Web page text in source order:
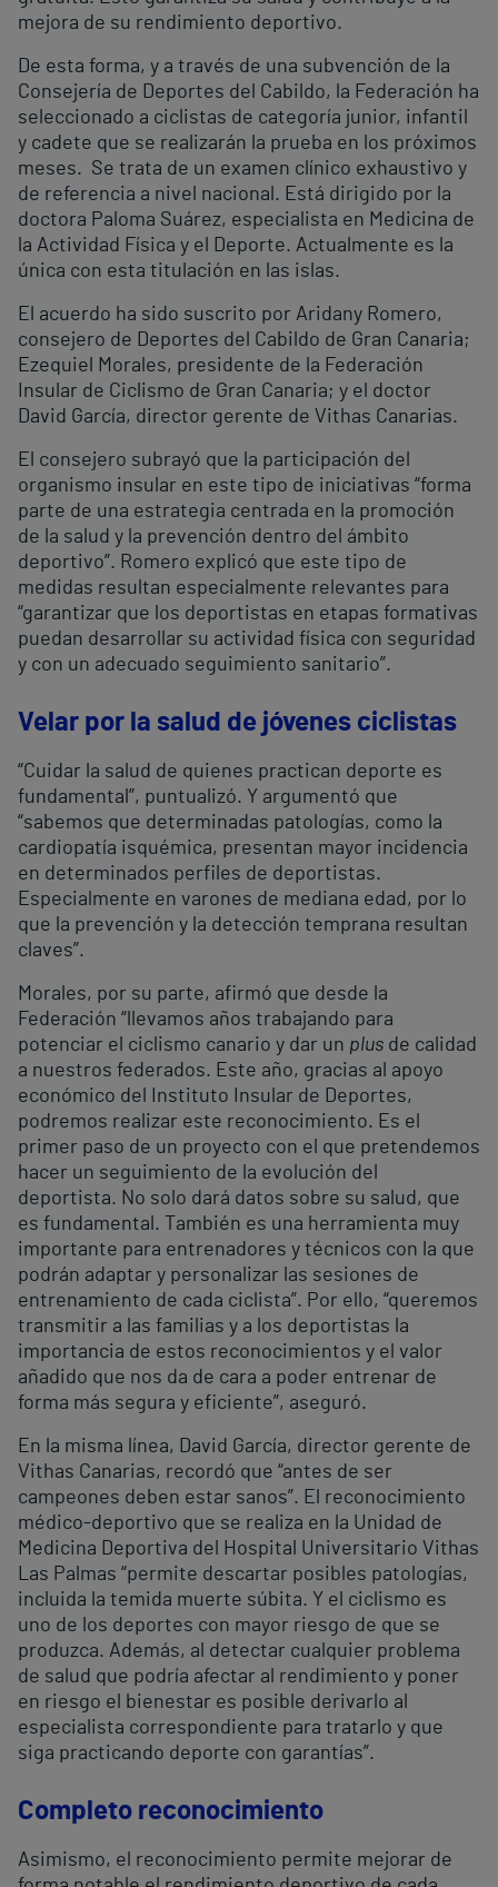
mejora de su rendimiento deportivo.
De esta forma, y a través de una subvención de la
Consejería de Deportes del Cabildo, la Federación ha
seleccionado a ciclistas de categoría junior, infantil
y cadete que se realizarán la prueba en los próximos
meses. Se trata de un examen clínico exhaustivo y
de referencia a nivel nacional. Está dirigido por la
doctora Paloma Suárez, especialista en Medicina de
la Actividad Física y el Deporte. Actualmente es la
única con esta titulación en las islas.
El acuerdo ha sido suscrito por Aridany Romero,
consejero de Deportes del Cabildo de Gran Canaria;
Ezequiel Morales, presidente de la Federación
Insular de Ciclismo de Gran Canaria; y el doctor
David García, director gerente de Vithas Canarias.
El consejero subrayó que la participación del
organismo insular en este tipo de iniciativas “forma
parte de una estrategia centrada en la promoción
de la salud y la prevención dentro del ámbito
deportivo”. Romero explicó que este tipo de
medidas resultan especialmente relevantes para
“garantizar que los deportistas en etapas formativas
puedan desarrollar su actividad física con seguridad
y con un adecuado seguimiento sanitario”.
Velar por la salud de jóvenes ciclistas
“Cuidar la salud de quienes practican deporte es
fundamental”, puntualizó. Y argumentó que
“sabemos que determinadas patologías, como la
cardiopatía isquémica, presentan mayor incidencia
en determinados perfiles de deportistas.
Especialmente en varones de mediana edad, por lo
que la prevención y la detección temprana resultan
claves”.
Morales, por su parte, afirmó que desde la
Federación “llevamos años trabajando para
potenciar el ciclismo canario y dar un plus de calidad
a nuestros federados. Este año, gracias al apoyo
económico del Instituto Insular de Deportes,
podremos realizar este reconocimiento. Es el
primer paso de un proyecto con el que pretendemos
hacer un seguimiento de la evolución del
deportista. No solo dará datos sobre su salud, que
es fundamental. También es una herramienta muy
importante para entrenadores y técnicos con la que
podrán adaptar y personalizar las sesiones de
entrenamiento de cada ciclista”. Por ello, “queremos
transmitir a las familias y a los deportistas la
importancia de estos reconocimientos y el valor
añadido que nos da de cara a poder entrenar de
forma más segura y eficiente”, aseguró.
En la misma línea, David García, director gerente de
Vithas Canarias, recordó que “antes de ser
campeones deben estar sanos”. El reconocimiento
médico-deportivo que se realiza en la Unidad de
Medicina Deportiva del Hospital Universitario Vithas
Las Palmas “permite descartar posibles patologías,
incluida la temida muerte súbita. Y el ciclismo es
uno de los deportes con mayor riesgo de que se
produzca. Además, al detectar cualquier problema
de salud que podría afectar al rendimiento y poner
en riesgo el bienestar es posible derivarlo al
especialista correspondiente para tratarlo y que
siga practicando deporte con garantías”.
Completo reconocimiento
Asimismo, el reconocimiento permite mejorar de